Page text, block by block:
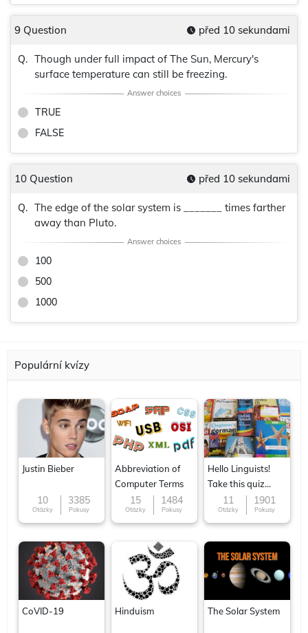
9 Question před 10 sekundami
Q. Though under full impact of The Sun, Mercury's
surface temperature can still be freezing.
TRUE
FALSE
10 Question před 10 sekundami
Q. The edge of the solar system is _______ times farther
away than Pluto.
100
500
1000
Populární kvízy
Justin Bieber
10
Otázky
3385
Pokusy
Abbreviation of
Computer Terms
15
Otázky
1484
Pokusy
Hello Linguists!
Take this quiz
now!11
Otázky
1901
Pokusy
CoVID-19 Hinduism The Solar System